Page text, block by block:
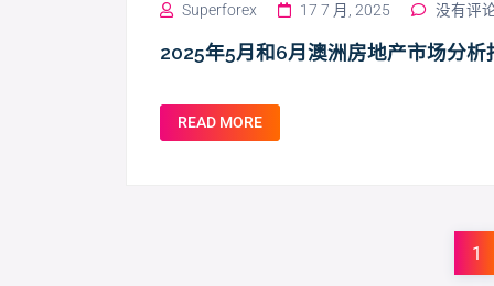
Superforex 17 7 月, 2025 没有评
2025年5月和6月澳洲房地产市场分析
READ MORE
1